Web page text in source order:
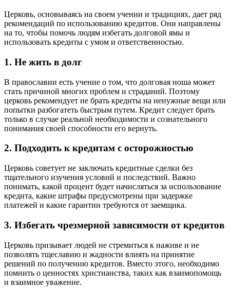
Церковь, основываясь на своем учении и традициях, дает ряд
рекомендаций по использованию кредитов. Они направлены
на то, чтобы помочь людям избегать долговой ямы и
использовать кредиты с умом и ответственностью.
1. Не жить в долг
В православии есть учение о том, что долговая ноша может
стать причиной многих проблем и страданий. Поэтому
церковь рекомендует не брать кредиты на ненужные вещи или
попытки разбогатеть быстрым путем. Кредит следует брать
только в случае реальной необходимости и сознательного
понимания своей способности его вернуть.
2. Подходить к кредитам с осторожностью
Церковь советует не заключать кредитные сделки без
тщательного изучения условий и последствий. Важно
понимать, какой процент будет начисляться за использование
кредита, какие штрафы предусмотрены при задержке
платежей и какие гарантии требуются от заемщика.
3. Избегать чрезмерной зависимости от кредитов
Церковь призывает людей не стремиться к наживе и не
позволять тщеславию и жадности влиять на принятие
решений по получению кредитов. Вместо этого, необходимо
помнить о ценностях христианства, таких как взаимопомощь
и взаимное уважение.